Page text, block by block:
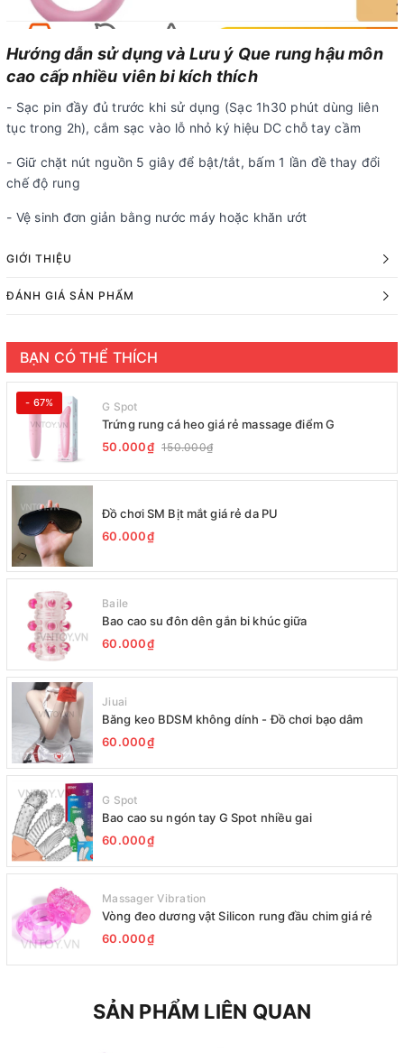
Hướng dẫn sử dụng và Lưu ý Que rung hậu môn
cao cấp nhiều viên bi kích thích
- Sạc pin đầy đủ trước khi sử dụng (Sạc 1h30 phút dùng liên
tục trong 2h), cắm sạc vào lỗ nhỏ ký hiệu DC chỗ tay cầm
- Giữ chặt nút nguồn 5 giây để bật/tắt, bấm 1 lần đề thay đổi
chế độ rung
- Vệ sinh đơn giản bằng nước máy hoặc khăn ướt
GIỚI THIỆU
ĐÁNH GIÁ SẢN PHẨM
BẠN CÓ THỂ THÍCH
- 67% G Spot
Trứng rung cá heo giá rẻ massage điểm G
50.000₫ 150.000₫
Đồ chơi SM Bịt mắt giá rẻ da PU
60.000₫
Baile
Bao cao su đôn dên gắn bi khúc giữa
60.000₫
Jiuai
Băng keo BDSM không dính - Đồ chơi bạo dâm
60.000₫
G Spot
Bao cao su ngón tay G Spot nhiều gai
60.000₫
Massager Vibration
Vòng đeo dương vật Silicon rung đầu chim giá rẻ
60.000₫
SẢN PHẨM LIÊN QUAN